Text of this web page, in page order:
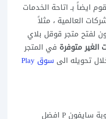
ايضاً بـ اتاحة الخدمات
العالمية ، مثلاً
لفتح متجر قوقل بلاي
الغير متوفرة في المتجر
تحويله الى
سوق Play
يعتبر برنامج فتح المواقع المحجوبة سايفون P افضل